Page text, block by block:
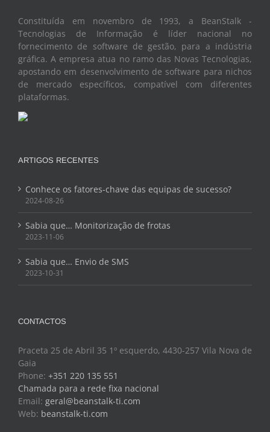
Constituída em novembro de 1993, a BeanStalk -
Tecnologias de Informação é líder nacional no
fornecimento de software de gestão, para a indústria
gráfica. A empresa atua no ramo das Novas Tecnologias,
apostando em desenvolvimento de software para nichos
de mercado específicos, compatível com diferentes
plataformas.
ARTIGOS RECENTES
Conhece os fatores-chave das equipas de sucesso?
2024-08-26
Sabia que… Monitorização de frotas
2023-11-06
Sabia que… Envio de SMS
2023-10-31
CONTACTOS
Praceta 25 de Abril 35 1º esquerdo, 4430-257 Vila Nova de
Gaia
Phone: +351 220 135 551
Chamada para a rede fixa nacional
Email: geral@beanstalk-ti.com
Web: beanstalk-ti.com